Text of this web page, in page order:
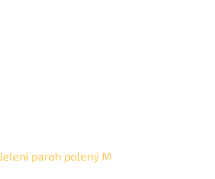
Jelení paroh polený M